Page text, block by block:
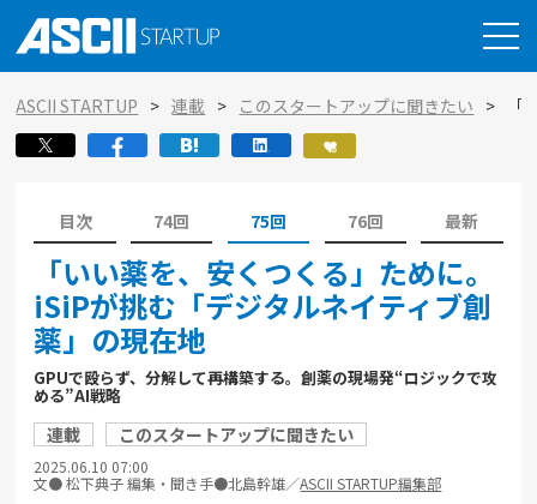
ASCII STARTUP 連載 このスタートアップに聞きたい
目次 74回 75回 76回 最新
「いい薬を、安くつくる」ために。
iSiPが挑む「デジタルネイティブ創
薬」の現在地
GPUで殴らず、分解して再構築する。創薬の現場発“ロジックで攻
める”AI戦略
連載 このスタートアップに聞きたい
2025.06.10 07:00
文● 松下典子 編集・聞き手●北島幹雄／ASCII STARTUP編集部